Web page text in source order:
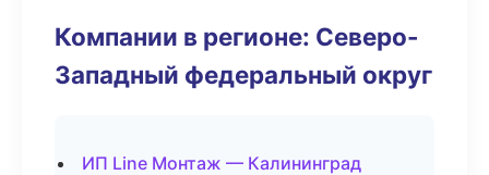
Компании в регионе: Северо-
Западный федеральный округ
ИП Line Монтаж — Калининград